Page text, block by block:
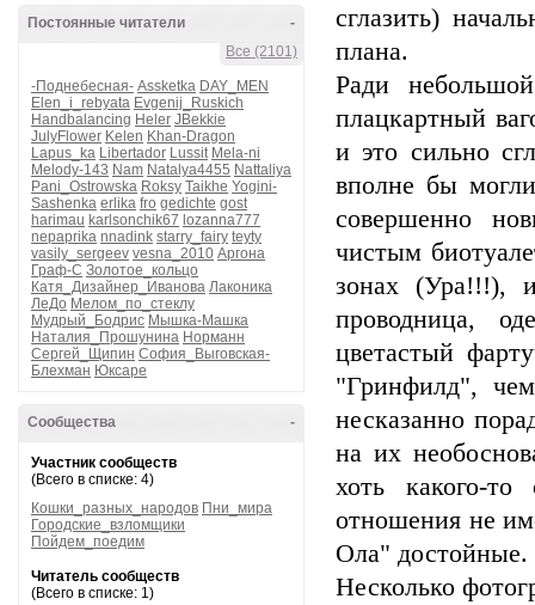
-
Постоянные читатели
Все (2101)
-Поднебесная- Assketka DAY_MEN
Elen_i_rebyata Evgenij_Ruskich
Handbalancing Heler JBekkie
JulyFlower Kelen Khan-Dragon
Lapus_ka Libertador Lussit Mela-ni
Melody-143 Nam Natalya4455 Nattaliya
Pani_Ostrowska Roksy Taikhe Yogini-
Sashenka erlika fro gedichte gost
harimau karlsonchik67 lozanna777
nepaprika nnadink starry_fairy teyty
vasily_sergeev vesna_2010 Аргона
Граф-С Золотое_кольцо
Катя_Дизайнер_Иванова Лаконика
ЛеДо Мелом_по_стеклу
Мудрый_Бодрис Мышка-Машка
Наталия_Прошунина Норманн
Сергей_Щипин София_Выговская-
Блехман Юксаре
-
Сообщества
Участник сообществ
(Всего в списке: 4)
Кошки_разных_народов Пни_мира
Городские_взломщики
Пойдем_поедим
Читатель сообществ
(Всего в списке: 1)
сглазить)
плана.
Ради
плацкартный
и это сильно
вполне бы
совершенно
чистым
зонах (Ура!!!),
проводница,
цветастый
"Гринфилд",
несказанно
на их
хоть какого-
отношения не
Ола" достойные.
Несколько